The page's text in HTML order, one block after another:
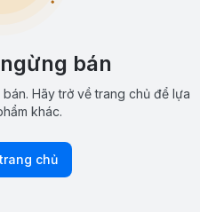
bán
Hãy trở về trang chủ để lựa
khác.
chủ